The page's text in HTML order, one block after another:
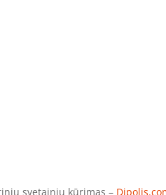
svetainių kūrimas –